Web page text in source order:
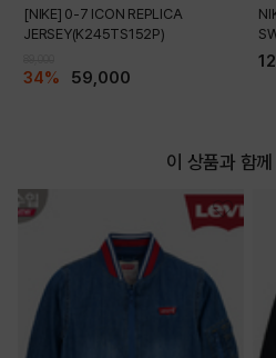
[NIKE] 0-7 ICON REPLICA
JERSEY(K245TS152P)
34% 59,000
이 상품과 함